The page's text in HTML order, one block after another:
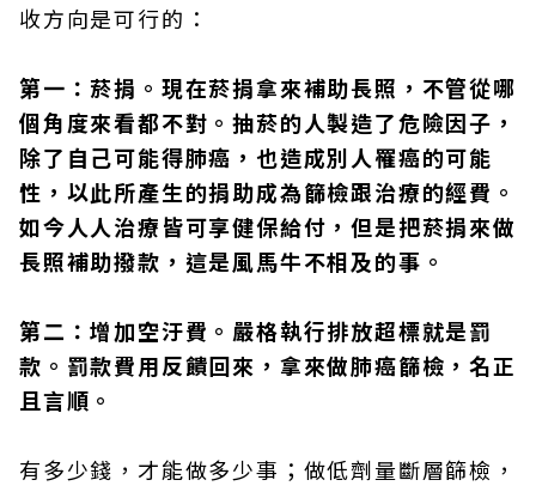
收方向是可行的：
第一：菸捐。現在菸捐拿來補助長照，不管從哪
個角度來看都不對。抽菸的人製造了危險因子，
除了自己可能得肺癌，也造成別人罹癌的可能
性，以此所產生的捐助成為篩檢跟治療的經費。
如今人人治療皆可享健保給付，但是把菸捐來做
長照補助撥款，這是風馬牛不相及的事。
第二：增加空汙費。嚴格執行排放超標就是罰
款。罰款費用反饋回來，拿來做肺癌篩檢，名正
且言順。
有多少錢，才能做多少事；做低劑量斷層篩檢，